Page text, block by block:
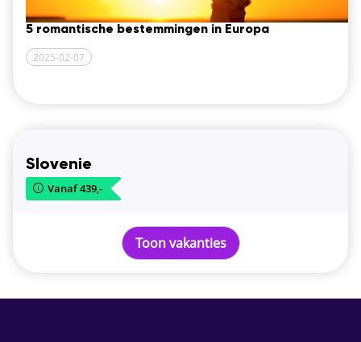
5 romantische bestemmingen in Europa
2025-02-07
Slovenie
Vanaf 439,-
Toon vakanties